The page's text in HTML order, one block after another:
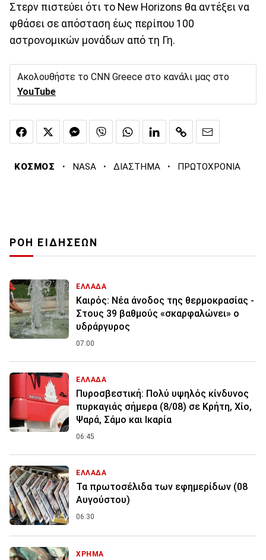
Στερν πιστεύει ότι το New Horizons θα αντέξει να
φθάσει σε απόσταση έως περίπου 100
αστρονομικών μονάδων από τη Γη.
Ακολουθήστε το CNN Greece στο κανάλι μας στο
YouTube
ΚΟΣΜΟΣ · NASA · ΔΙΑΣΤΗΜΑ · ΠΡΩΤΟΧΡΟΝΙΑ
ΡΟΗ ΕΙΔΗΣΕΩΝ
ΕΛΛΑΔΑ
Καιρός: Νέα άνοδος της θερμοκρασίας -
Στους 39 βαθμούς «σκαρφαλώνει» ο
υδράργυρος
07:00
ΕΛΛΑΔΑ
Πυροσβεστική: Πολύ υψηλός κίνδυνος
πυρκαγιάς σήμερα (8/08) σε Κρήτη, Χίο,
Ψαρά, Σάμο και Ικαρία
06:45
ΕΛΛΑΔΑ
Τα πρωτοσέλιδα των εφημερίδων (08
Αυγούστου)
06:30
ΧΡΗΜΑ